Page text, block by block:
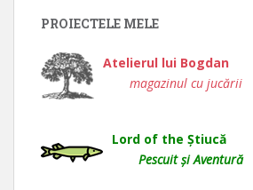
PROIECTELE MELE
Atelierul lui Bogdan
magazinul cu jucării
Lord of the Știucă
Pescuit și Aventură